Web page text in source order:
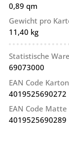
0,89 qm
Gewicht pro
11,40 kg
Statistische
69073000
EAN Code Karton
4019525690272
EAN Code Matte
4019525690289